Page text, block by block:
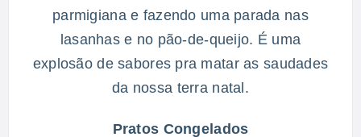
parmigiana e fazendo uma parada nas
lasanhas e no pão-de-queijo. É uma
explosão de sabores pra matar as saudades
da nossa terra natal.
Pratos Congelados